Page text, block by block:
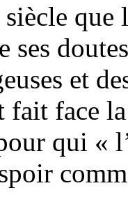
que
ses
et
fait face
qui «